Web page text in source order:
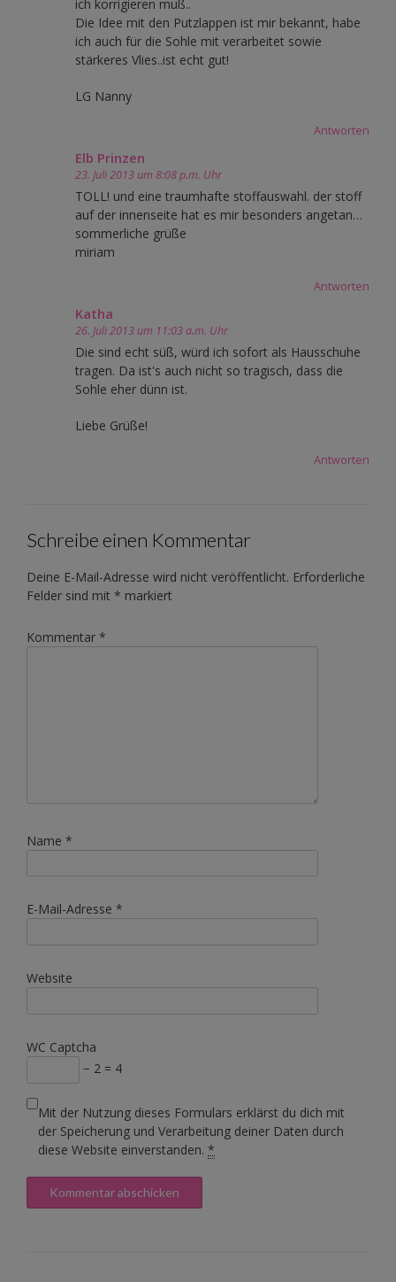
ich korrigieren muß..
Die Idee mit den Putzlappen ist mir bekannt, habe
ich auch für die Sohle mit verarbeitet sowie
stärkeres Vlies..ist echt gut!
LG Nanny
Antworten
Elb Prinzen
23. Juli 2013 um 8:08 p.m. Uhr
TOLL! und eine traumhafte stoffauswahl. der stoff
auf der innenseite hat es mir besonders angetan…
sommerliche grüße
miriam
Antworten
Katha
26. Juli 2013 um 11:03 a.m. Uhr
Die sind echt süß, würd ich sofort als Hausschuhe
tragen. Da ist's auch nicht so tragisch, dass die
Sohle eher dünn ist.
Liebe Grüße!
Antworten
Schreibe einen Kommentar
Deine E-Mail-Adresse wird nicht veröffentlicht. Erforderliche
Felder sind mit * markiert
Kommentar *
Name *
E-Mail-Adresse *
Website
WC Captcha
− 2 = 4
Mit der Nutzung dieses Formulars erklärst du dich mit
der Speicherung und Verarbeitung deiner Daten durch
diese Website einverstanden. *